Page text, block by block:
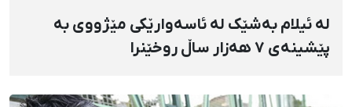
لە ئیلام بەشێک لە ئاسەوارێکی مێژووی بە
پێشینەی ٧ هەزار ساڵ روخێنرا